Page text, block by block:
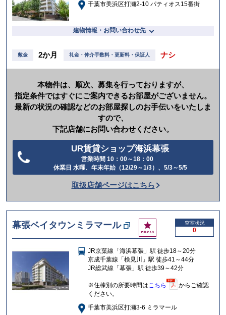
千葉市美浜区打瀬2-10 パティオス15番街
建物情報・お問い合わせ先
敷金 2か月 礼金・仲介手数料・更新料・保証人 ナシ
本物件は、順次、募集を行っておりますが、
指定条件ではすぐにご案内できるお部屋がございません。
最新の状況の確認などのお部屋探しのお手伝いをいたしま
すので、
下記店舗にお問い合わせください。
UR賃貸ショップ海浜幕張
営業時間 10：00～18：00
休業日 水曜、年末年始（12/29～1/3）、5/3～5/5
話
か
け
る
取扱店舗ページはこちら
幕張ベイタウンミラマール
お
気
入
り
空室状況
0
JR京葉線「海浜幕張」駅 徒歩18～20分
京成千葉線「検見川」駅 徒歩41～44分
JR総武線「幕張」駅 徒歩39～42分
※住棟別の所要時間は こちら
からご確認
ください。
千葉市美浜区打瀬3-6 ミラマール